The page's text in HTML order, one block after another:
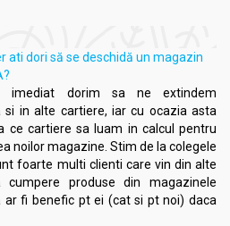
perforatum), părți aeriene – 100
angustifolia), extract hidroalcoolic
officinalis), extract hidroetanolic cu
din rădăcini – 25 mg
(Citrus sinensis)– 5 mg
vegetal
ati dori să se deschidă un magazin
imediat dorim sa ne extindem
si in alte cartiere, iar cu ocazia asta
ce cartiere sa luam in calcul pentru
noilor magazine. Stim de la colegele
foarte multi clienti care vin din alte
produse din magazinele
ar fi benefic pt ei (cat si pt noi) daca